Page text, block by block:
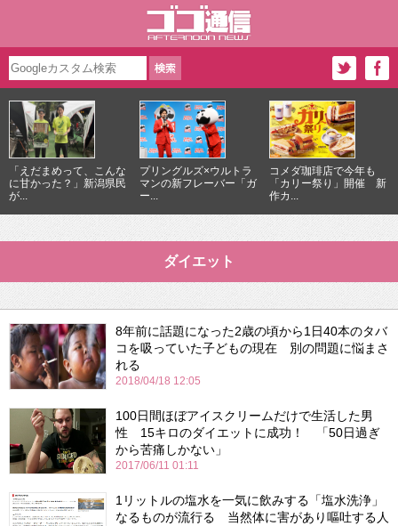
「えだまめって、こんな
に甘かった？」新潟県民
が...
プリングルズ×ウルトラ
マンの新フレーバー「ガ
ー...
コメダ珈琲店で今年も
「カリー祭り」開催 新
作カ...
ダイエット
8年前に話題になった2歳の頃から1日40本のタバ
コを吸っていた子どもの現在 別の問題に悩まさ
れる
2018/04/18 12:05
100日間ほぼアイスクリームだけで生活した男
性 15キロのダイエットに成功！ 「50日過ぎ
から苦痛しかない」
2017/06/11 01:11
1リットルの塩水を一気に飲みする「塩水洗浄」
なるものが流行る 当然体に害があり嘔吐する人